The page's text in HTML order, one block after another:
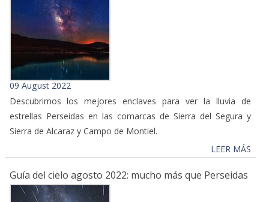
09 August 2022
Descubrimos los mejores enclaves para ver la lluvia de
estrellas Perseidas en las comarcas de Sierra del Segura y
Sierra de Alcaraz y Campo de Montiel.
LEER MÁS
Guía del cielo agosto 2022: mucho más que Perseidas